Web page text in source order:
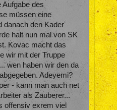
Aufgabe des
müssen eine
danach den Kader
halt nun mal von SK
Kovac macht das
wir mit der Truppe
wen haben wir den da
Adeyemi?
- kann man auch net
als Zauberer...
offensiv exrem viel